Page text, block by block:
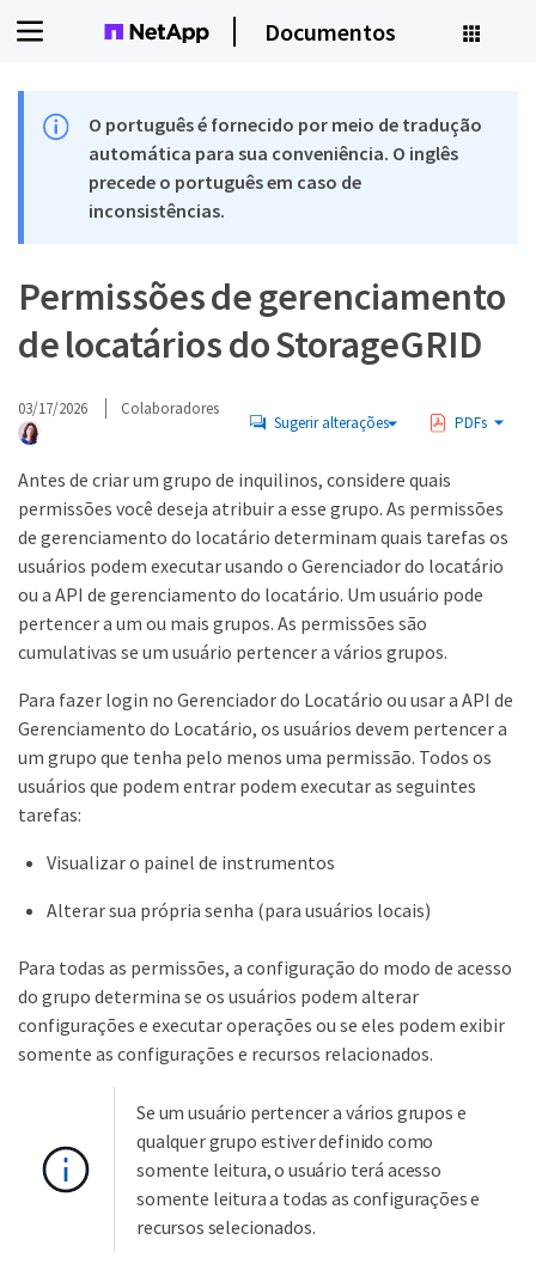
Documentos
O português é fornecido por meio de tradução
automática para sua conveniência. O inglês
precede o português em caso de
inconsistências.
Permissões de gerenciamento
de locatários do StorageGRID
03/17/2026 Colaboradores
Sugerir alterações PDFs
Antes de criar um grupo de inquilinos, considere quais
permissões você deseja atribuir a esse grupo. As permissões
de gerenciamento do locatário determinam quais tarefas os
usuários podem executar usando o Gerenciador do locatário
ou a API de gerenciamento do locatário. Um usuário pode
pertencer a um ou mais grupos. As permissões são
cumulativas se um usuário pertencer a vários grupos.
Para fazer login no Gerenciador do Locatário ou usar a API de
Gerenciamento do Locatário, os usuários devem pertencer a
um grupo que tenha pelo menos uma permissão. Todos os
usuários que podem entrar podem executar as seguintes
tarefas:
Visualizar o painel de instrumentos
Alterar sua própria senha (para usuários locais)
Para todas as permissões, a configuração do modo de acesso
do grupo determina se os usuários podem alterar
configurações e executar operações ou se eles podem exibir
somente as configurações e recursos relacionados.
Se um usuário pertencer a vários grupos e
qualquer grupo estiver definido como
somente leitura, o usuário terá acesso
somente leitura a todas as configurações e
recursos selecionados.